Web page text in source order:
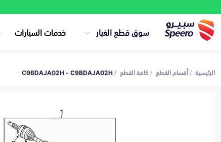
سوق قطع الغيار خدمات السيارات
الرئيسية أقسام القطع كافة القطع C9BDAJA02H - C9BDAJA02H